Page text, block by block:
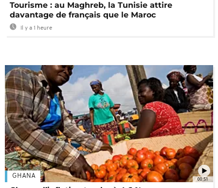
Tourisme : au Maghreb, la Tunisie attire
davantage de français que le Maroc
Il y a 1 heure
00:51
GHANA